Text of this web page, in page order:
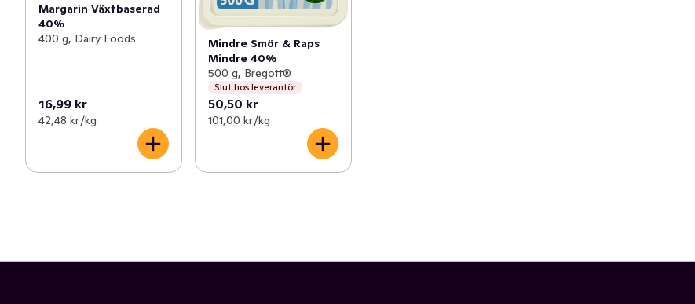
Margarin Växtbaserad
40%
400 g, Dairy Foods
16,99 kr
42,48 kr /kg
Mindre Smör & Raps
Mindre 40%
500 g, Bregott®
Slut hos leverantör
50,50 kr
101,00 kr /kg